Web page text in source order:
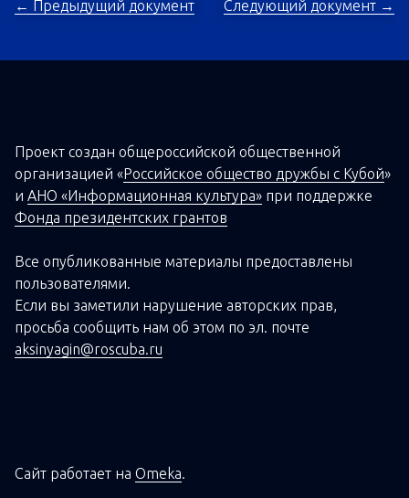
← Предыдущий документ Следующий документ →
Проект создан общероссийской общественной
организацией «Российское общество дружбы с Кубой»
и АНО «Информационная культура» при поддержке
Фонда президентских грантов
Все опубликованные материалы предоставлены
пользователями.
Если вы заметили нарушение авторских прав,
просьба сообщить нам об этом по эл. почте
aksinyagin@roscuba.ru
Сайт работает на Omeka.